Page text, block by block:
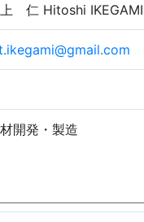
仁 Hitoshi IKEGAMI
開発・製造